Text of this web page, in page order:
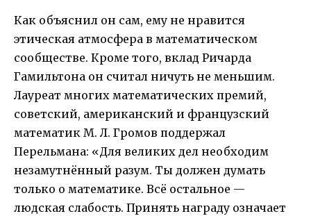
Как объяснил он сам, ему не нравится
этическая атмосфера в математическом
сообществе. Кроме того, вклад Ричарда
Гамильтона он считал ничуть не меньшим.
Лауреат многих математических премий,
советский, американский и французский
математик М. Л. Громов поддержал
Перельмана: «Для великих дел необходим
незамутнённый разум. Ты должен думать
только о математике. Всё остальное —
людская слабость. Принять награду означает